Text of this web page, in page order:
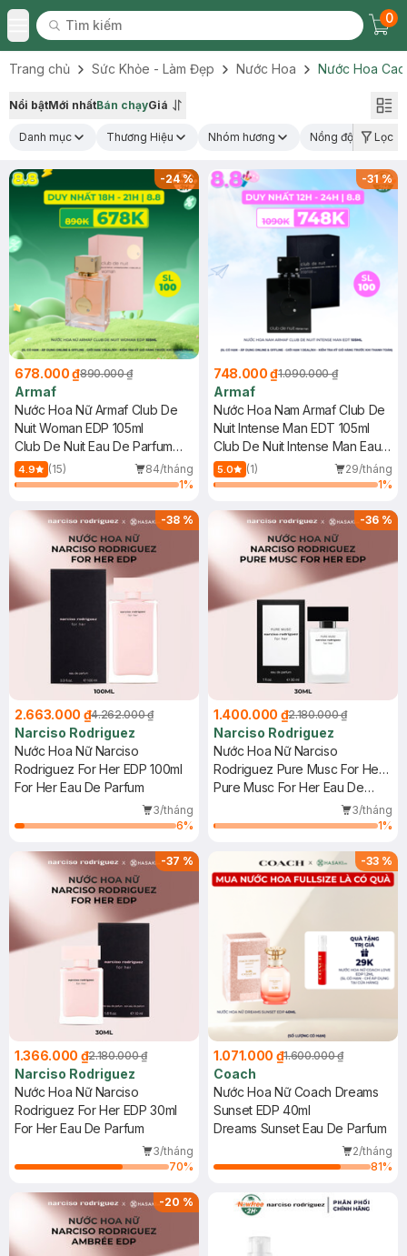
Toggle Menu
Tìm kiếm
Tìm kiếm
0
Trang chủ Sức Khỏe - Làm Đẹp Nước Hoa Nước Hoa
Nổi bậtMới nhấtBán chạyGiá
Danh mục Thương Hiệu Nhóm hương Nồng độ nước hoa
Lọc
-24%
678.000 ₫890.000 ₫
Armaf
Nước Hoa Nữ Armaf Club De
Nuit Woman EDP 105ml
Club De Nuit Eau De Parfum
Woman
4.9 (15)
84/tháng
1%
-31%
748.000 ₫1.090.000 ₫
Armaf
Nước Hoa Nam Armaf Club De
Nuit Intense Man EDT 105ml
Club De Nuit Intense Man Eau
De Toilette
5.0 (1)
29/tháng
1%
-38 %
2.663.000 ₫4.262.000 ₫
Narciso Rodriguez
Nước Hoa Nữ Narciso
Rodriguez For Her EDP 100ml
For Her Eau De Parfum
3/tháng
6%
-36 %
1.400.000 ₫2.180.000 ₫
Narciso Rodriguez
Nước Hoa Nữ Narciso
Rodriguez Pure Musc For Her
EDP 30ml
Pure Musc For Her Eau De
3/tháng
1%
-37 %
1.366.000 ₫2.180.000 ₫
Narciso Rodriguez
Nước Hoa Nữ Narciso
Rodriguez For Her EDP 30ml
For Her Eau De Parfum
3/tháng
70%
-33 %
1.071.000 ₫1.600.000 ₫
Coach
Nước Hoa Nữ Coach Dreams
Sunset EDP 40ml
Dreams Sunset Eau De Parfum
2/tháng
81%
-20 %